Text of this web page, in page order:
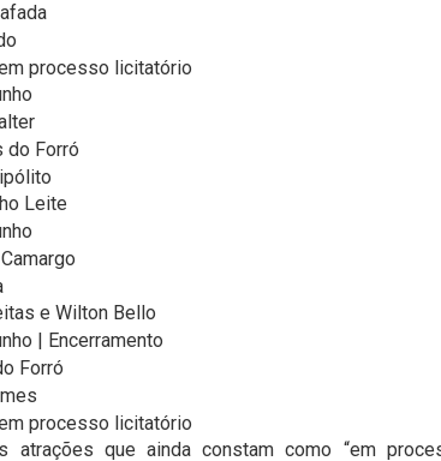
processo licitatório
do Forró
Leite
e Wilton Bello
| Encerramento
Forró
processo licitatório
atrações que ainda constam como “em